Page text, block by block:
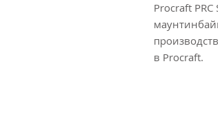
Procraft
в Procraft.